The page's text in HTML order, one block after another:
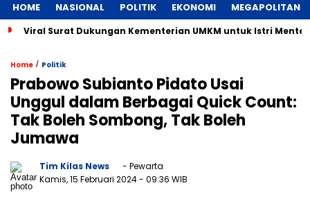
HOME NASIONAL POLITIK EKONOMI MEGAPOLITAN
Viral Surat Dukungan Kementerian UMKM untuk Istri
Home / Politik
Prabowo Subianto Pidato Usai
Unggul dalam Berbagai Quick Count:
Tak Boleh Sombong, Tak Boleh
Jumawa
Tim Kilas News
- Pewarta
Kamis, 15 Februari 2024- 09:36 WIB